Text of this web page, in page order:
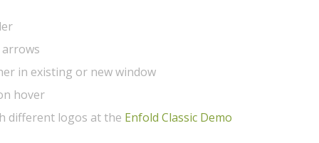
arrows
in existing or new window
hover
different logos at the Enfold Classic Demo